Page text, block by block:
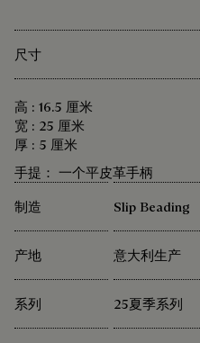
尺寸
高 : 16.5 厘米
宽 : 25 厘米
厚 : 5 厘米
手提： 一个平皮革手柄
制造
Slip Beading
产地 意大利生产
系列 25夏季系列